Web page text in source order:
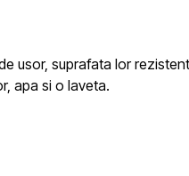
usor, suprafata lor
apa si o laveta.